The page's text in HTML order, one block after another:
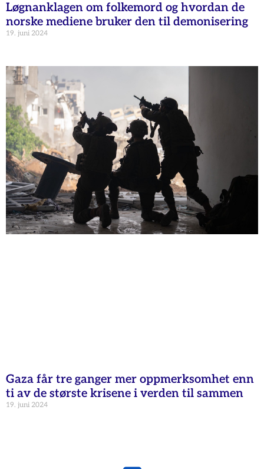
Løgnanklagen om folkemord og hvordan de
norske mediene bruker den til demonisering
19. juni 2024
Gaza får tre ganger mer oppmerksomhet enn
ti av de største krisene i verden til sammen
19. juni 2024